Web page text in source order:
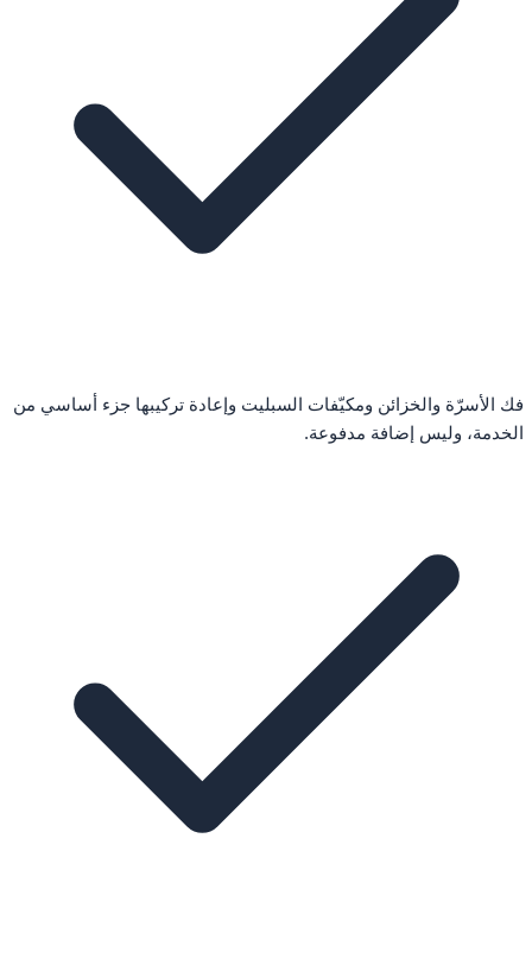
فك الأسرّة والخزائن ومكيّفات السبليت وإعادة تركيبها جزء أساسي من
الخدمة، وليس إضافة مدفوعة.